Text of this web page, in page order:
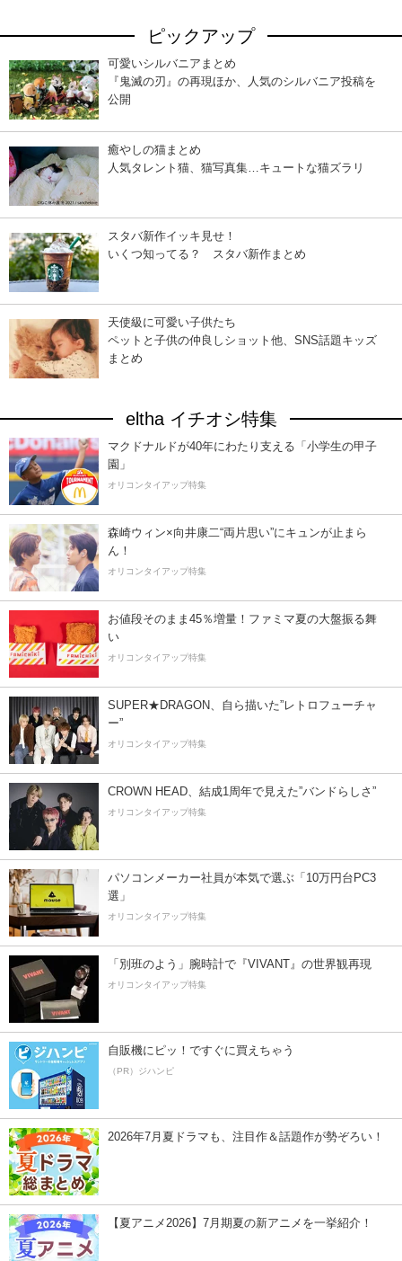
ピックアップ
可愛いシルバニアまとめ
『鬼滅の刃』の再現ほか、人気のシルバニア投稿を
公開
癒やしの猫まとめ
人気タレント猫、猫写真集…キュートな猫ズラリ
スタバ新作イッキ見せ！
いくつ知ってる？ スタバ新作まとめ
天使級に可愛い子供たち
ペットと子供の仲良しショット他、SNS話題キッズ
まとめ
eltha イチオシ特集
マクドナルドが40年にわたり支える「小学生の甲子
園」
オリコンタイアップ特集
森崎ウィン×向井康二“両片思い”にキュンが止まら
ん！
オリコンタイアップ特集
お値段そのまま45％増量！ファミマ夏の大盤振る舞
い
オリコンタイアップ特集
SUPER★DRAGON、自ら描いた”レトロフューチャ
ー”
オリコンタイアップ特集
CROWN HEAD、結成1周年で見えた”バンドらしさ”
オリコンタイアップ特集
パソコンメーカー社員が本気で選ぶ「10万円台PC3
選」
オリコンタイアップ特集
「別班のよう」腕時計で『VIVANT』の世界観再現
オリコンタイアップ特集
自販機にピッ！ですぐに買えちゃう
（PR）ジハンピ
2026年7月夏ドラマも、注目作＆話題作が勢ぞろい！
【夏アニメ2026】7月期夏の新アニメを一挙紹介！